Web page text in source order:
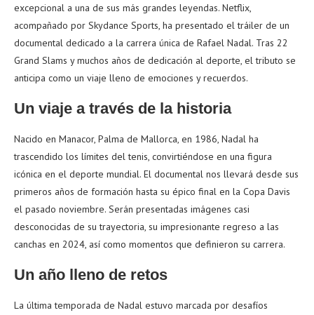
excepcional a una de sus más grandes leyendas. Netflix,
acompañado por Skydance Sports, ha presentado el tráiler de un
documental dedicado a la carrera única de Rafael Nadal. Tras 22
Grand Slams y muchos años de dedicación al deporte, el tributo se
anticipa como un viaje lleno de emociones y recuerdos.
Un viaje a través de la historia
Nacido en Manacor, Palma de Mallorca, en 1986, Nadal ha
trascendido los límites del tenis, convirtiéndose en una figura
icónica en el deporte mundial. El documental nos llevará desde sus
primeros años de formación hasta su épico final en la Copa Davis
el pasado noviembre. Serán presentadas imágenes casi
desconocidas de su trayectoria, su impresionante regreso a las
canchas en 2024, así como momentos que definieron su carrera.
Un año lleno de retos
La última temporada de Nadal estuvo marcada por desafíos